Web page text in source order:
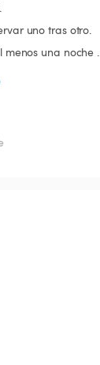
uno tras otro.
una noche .